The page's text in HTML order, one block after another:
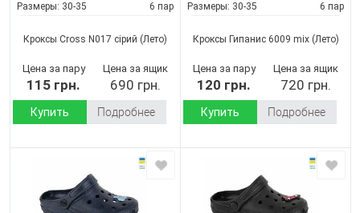
Размеры: 30-35 6 пар
Кроксы Cross N017 сірий (Лето)
Цена за пару
115 грн.
Цена за ящик
690 грн.
Купить Подробнее
Размеры: 30-35 6 пар
Кроксы Гипанис 6009 mix(Лето)
Цена за пару
120 грн.
Цена за ящик
720 грн.
Купить Подробнее